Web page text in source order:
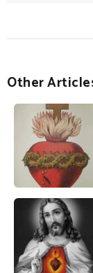
Other